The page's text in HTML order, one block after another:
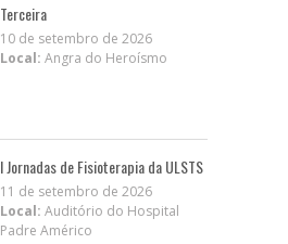
Terceira
10 de setembro de 2026
Local: Angra do Heroísmo
I Jornadas de Fisioterapia da ULSTS
11 de setembro de 2026
Local: Auditório do Hospital
Padre Américo